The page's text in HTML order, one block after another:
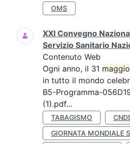
OMS
XXI Convegno
Servizio Sanitario
Contenuto Web
Ogni anno, il 31 maggio
in tutto il mondo
B5-Programma-
(1).pdf...
TABAGISMO
GIORNATA MONDIALE